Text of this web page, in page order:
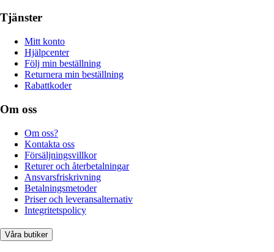
Tjänster
Mitt konto
Hjälpcenter
Följ min beställning
Returnera min beställning
Rabattkoder
Om oss
Om oss?
Kontakta oss
Försäljningsvillkor
Returer och återbetalningar
Ansvarsfriskrivning
Betalningsmetoder
Priser och leveransalternativ
Integritetspolicy
Våra butiker